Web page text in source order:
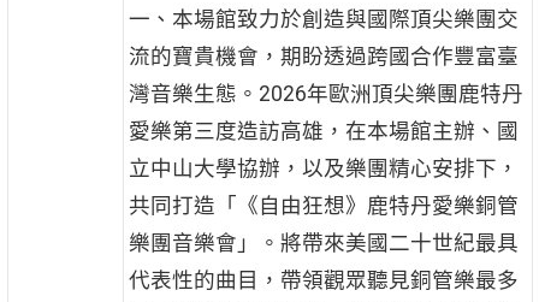
一、本場館致力於創造與國際頂尖樂團交
流的寶貴機會，期盼透過跨國合作豐富臺
灣音樂生態。2026年歐洲頂尖樂團鹿特丹
愛樂第三度造訪高雄，在本場館主辦、國
立中山大學協辦，以及樂團精心安排下，
共同打造「《自由狂想》鹿特丹愛樂銅管
樂團音樂會」。將帶來美國二十世紀最具
代表性的曲目，帶領觀眾聽見銅管樂最多